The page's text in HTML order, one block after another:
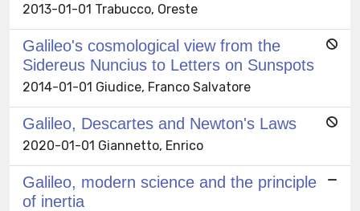
2013-01-01 Trabucco, Oreste
Galileo's cosmological view from the
Sidereus Nuncius to Letters on Sunspots
2014-01-01 Giudice, Franco Salvatore
Galileo, Descartes and Newton's Laws
2020-01-01 Giannetto, Enrico
Galileo, modern science and the principle
of inertia